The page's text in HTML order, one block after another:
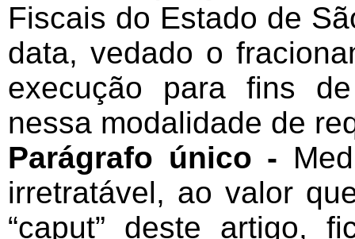
Fiscais do Estado de
data, vedado o
execução para fins
nessa modalidade de
Parágrafo único -
irretratável, ao valor
“caput” deste artigo,